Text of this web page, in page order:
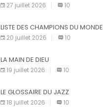
27 juillet 2026 10
LISTE DES CHAMPIONS DU MONDE
20 juillet 2026 10
LA MAIN DE DIEU
19 juillet 2026 10
LE GLOSSAIRE DU JAZZ
18 juillet 2026 10